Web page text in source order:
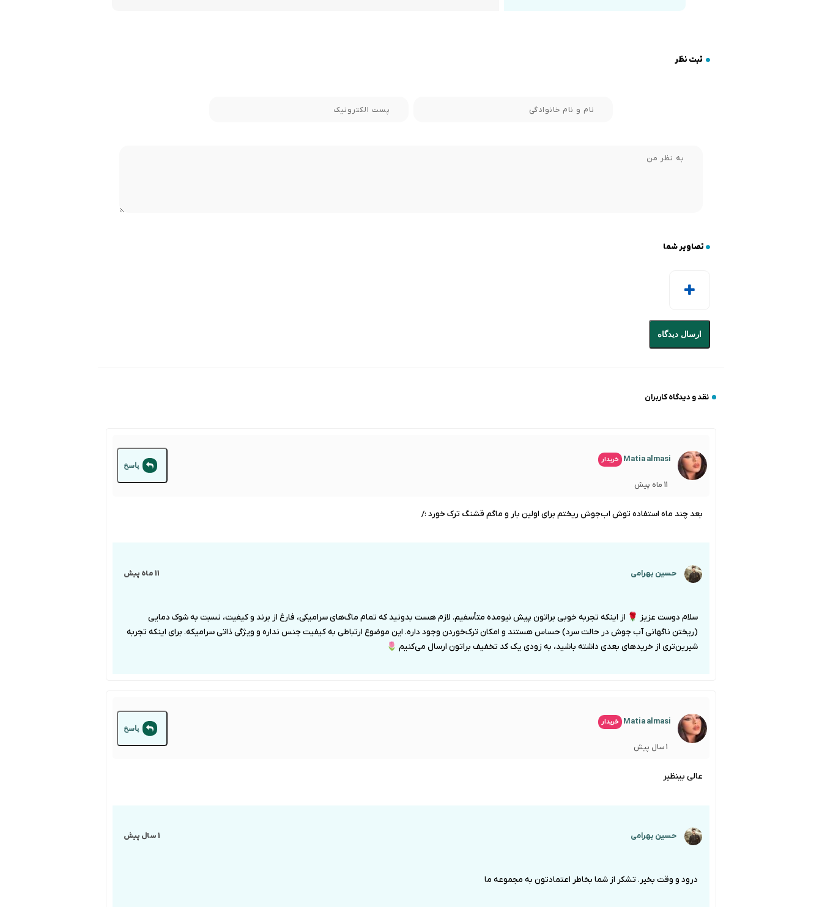
ثبت نظر
تصاویر شما
ارسال دیدگاه
نقد و دیدگاه کاربران
Matia almasi خریدار
11 ماه پیش
پاسخ
بعد چند ماه استفاده توش اب‌جوش ریختم برای اولین بار و ماگم قشنگ ترک خورد :/
حسین بهرامی 11 ماه پیش
سلام دوست عزیز 🌹 از اینکه تجربه خوبی براتون پیش نیومده متأسفیم. لازم هست بدونید که تمام ماگ‌های سرامیکی، فارغ از برند و کیفیت، نسبت به شوک دمایی
(ریختن ناگهانی آب جوش در حالت سرد) حساس هستند و امکان ترک‌خوردن وجود داره. این موضوع ارتباطی به کیفیت جنس نداره و ویژگی ذاتی سرامیکه. برای اینکه تجربه
شیرین‌تری از خریدهای بعدی داشته باشید، به زودی یک کد تخفیف براتون ارسال می‌کنیم 🌷
Matia almasi خریدار
1 سال پیش
پاسخ
عالی بینظیر
حسین بهرامی 1 سال پیش
درود و وقت بخیر. تشکر از شما بخاطر اعتمادتون به مجموعه ما